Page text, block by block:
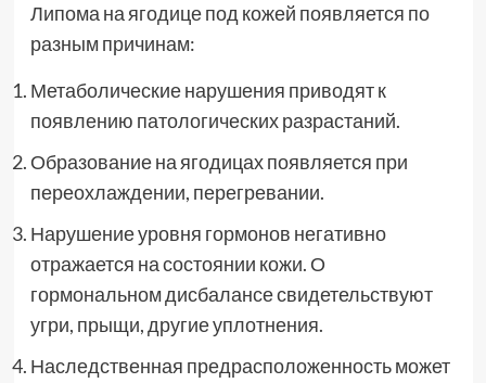
Липома на ягодице под кожей появляется по
разным причинам:
Метаболические нарушения приводят к
появлению патологических разрастаний.
Образование на ягодицах появляется при
переохлаждении, перегревании.
Нарушение уровня гормонов негативно
отражается на состоянии кожи. О
гормональном дисбалансе свидетельствуют
угри, прыщи, другие уплотнения.
Наследственная предрасположенность может